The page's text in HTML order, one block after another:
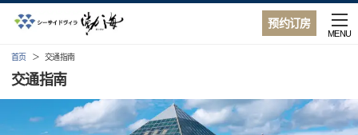
预约订房
MENU
首页 交通指南
交通指南